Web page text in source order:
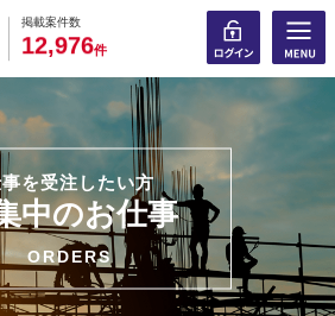
掲載案件数
0
1
0
2,
0
9
0
76件
を受注したい方
中のお仕事
ORDERS